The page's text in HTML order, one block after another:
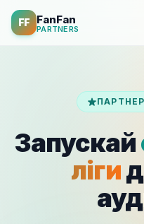
FF FanFan
PARTNERS
Запускай
ліги